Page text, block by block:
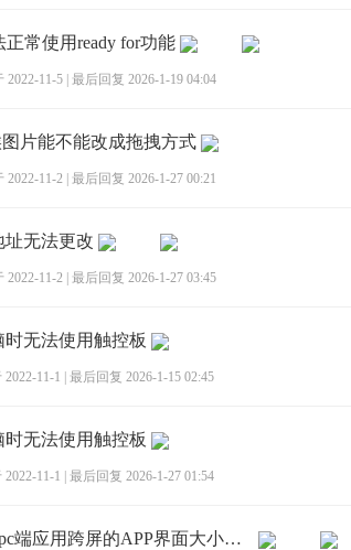
常使用ready for功能
2022-11-5 最后回复 2026-1-19 04:04
片能不能改成拖拽方式
2022-11-2 最后回复 2026-1-27 00:21
无法更改
2022-11-2 最后回复 2026-1-27 03:45
无法使用触控板
2022-11-1 最后回复 2026-1-15 02:45
无法使用触控板
2022-11-1 最后回复 2026-1-27 01:54
[BUG]ready for的pc端应用跨屏的APP界面大小无法调整